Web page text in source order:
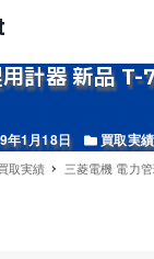
計器 新品
年1月18日 カテゴリー
買取実績
取実績
三菱電機 電力